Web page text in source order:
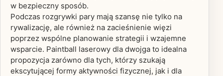
w bezpieczny sposób.
Podczas rozgrywki pary mają szansę nie tylko na
rywalizację, ale również na zacieśnienie więzi
poprzez wspólne planowanie strategii i wzajemne
wsparcie. Paintball laserowy dla dwojga to idealna
propozycja zarówno dla tych, którzy szukają
ekscytującej formy aktywności fizycznej, jak i dla